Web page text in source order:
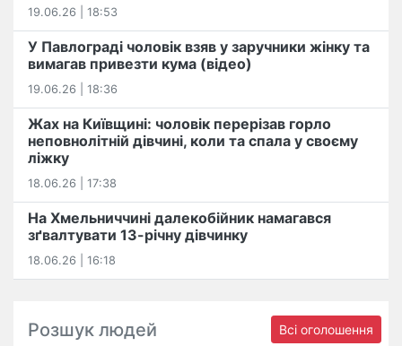
19.06.26 | 18:53
У Павлограді чоловік взяв у заручники жінку та
вимагав привезти кума (відео)
19.06.26 | 18:36
Жах на Київщині: чоловік перерізав горло
неповнолітній дівчині, коли та спала у своєму
ліжку
18.06.26 | 17:38
На Хмельниччині далекобійник намагався
зґвалтувати 13-річну дівчинку
18.06.26 | 16:18
Розшук людей Всі оголошення